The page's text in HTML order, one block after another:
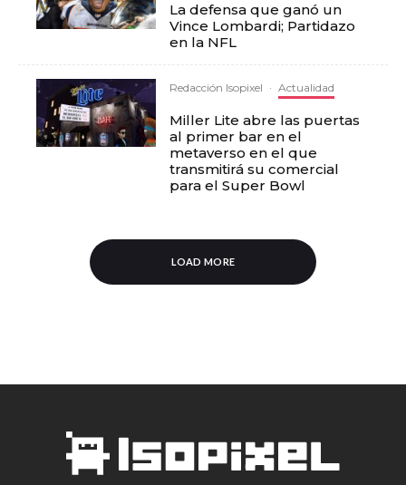
La defensa que ganó un
Vince Lombardi; Partidazo
en la NFL
Redacción Isopixel · Actualidad
Miller Lite abre las puertas
al primer bar en el
metaverso en el que
transmitirá su comercial
para el Super Bowl
LOAD MORE